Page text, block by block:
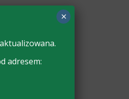
adresem:
×